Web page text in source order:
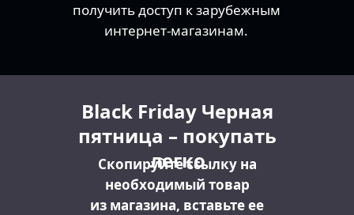
получить доступ к зарубежным
интернет-магазинам.
Скопируйте ссылку на
необходимый товар
из магазина, вставьте ее
Black Friday Черная
пятница – покупать
легко